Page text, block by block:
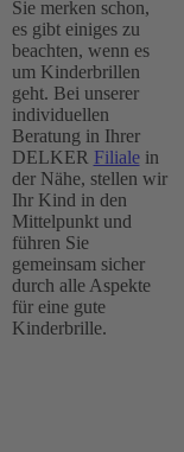
Sie merken schon,
es gibt einiges zu
beachten, wenn es
um Kinderbrillen
geht. Bei unserer
individuellen
Beratung in Ihrer
DELKER Filialein
der Nähe, stellen wir
Ihr Kind in den
Mittelpunkt und
führen Sie
gemeinsam sicher
durch alle Aspekte
für eine gute
Kinderbrille.